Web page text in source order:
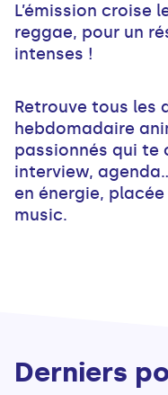
L’émission croise
reggae, pour un
intenses !
Retrouve tous les
hebdomadaire
passionnés qui te
interview,
en énergie,
music.
Derniers